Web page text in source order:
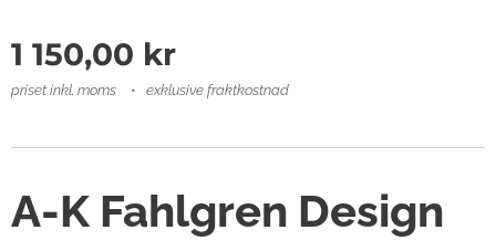
1 150,00 kr
priset inkl. moms exklusive fraktkostnad
A-K Fahlgren Design